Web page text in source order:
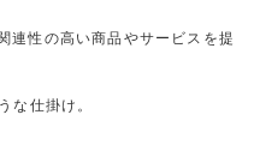
性の高い商品やサービスを提
仕掛け。